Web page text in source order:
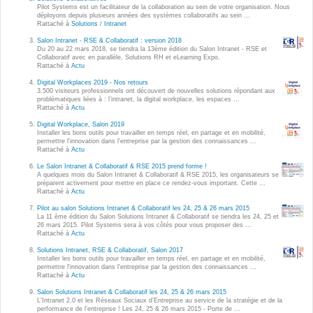
Webdesign - UX
DÉMARCHE DEVOPS
MÉTHODOLOGIE AGILE
TRANSFO DIGITALE
CONCEPTS
Prestations
Cas d'usages
CLOUD BROKER
Business model
Cloud broker
Wordpress
CLOUD
CloudStack
OpenStack
Xen Project
Application collaborative
Dév Django eCommerce
Pilot Systems est un facilitateur de la collaboration au sein de votre organisation. Nous
déployons depuis plusieurs années des systèmes collaboratifs au sein ...
Rattaché à Solutions / Intranet
Salon Intranet - RSE & Collaboratif : version 2018
Du 20 au 22 mars 2018, se tiendra la 13ème édition du Salon Intranet - RSE et
Collaboratif avec en parallèle, Solutions RH et eLearning Expo.
Rattaché à Actu
Digital Workplaces 2019 - Nos retours
3.500 visiteurs professionnels ont découvert de nouvelles solutions répondant aux
problématiques liées à : l’intranet, la digital workplace, les espaces ...
Rattaché à Actu
Digital Workplace, Salon 2019
Installer les bons outils pour travailler en temps réel, en partage et en mobilité,
permettre l'innovation dans l'entreprise par la gestion des connaissances ...
Rattaché à Actu
Le Salon Intranet & Collaboratif & RSE 2015 prend forme !
A quelques mois du Salon Intranet & Collaboratif & RSE 2015, les organisateurs se
préparent activement pour mettre en place ce rendez-vous important. Cette ...
Rattaché à Actu
Pilot au salon Solutions Intranet & Collaboratif les 24, 25 & 26 mars 2015
La 11 ème édition du Salon Solutions Intranet & Collaboratif se tiendra les 24, 25 et
26 mars 2015. Pilot Systems sera à vos côtés pour vous proposer des ...
Rattaché à Actu
Solutions Intranet, RSE & Collaboratif, Salon 2017
Installer les bons outils pour travailler en temps réel, en partage et en mobilité,
permettre l'innovation dans l'entreprise par la gestion des connaissances ...
Rattaché à Actu
Salon Solutions Intranet & Collaboratif les 24, 25 & 26 mars 2015
L’Intranet 2.0 et les Réseaux Sociaux d’Entreprise au service de la stratégie et de la
performance de l’entreprise ! Les 24, 25 & 26 mars 2015 - Porte de ...